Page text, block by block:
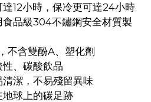
12小時，保冷更可達24小時
品級304不鏽鋼安全材質製
不含雙酚A、塑化劑
、碳酸飲品
潔，不易殘留異味
球上的碳足跡